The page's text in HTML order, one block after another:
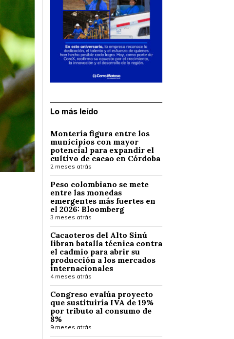
Lo más leído
Montería figura entre los
municipios con mayor
potencial para expandir el
cultivo de cacao en Córdoba
2 meses atrás
Peso colombiano se mete
entre las monedas
emergentes más fuertes en
el 2026: Bloomberg
3 meses atrás
Cacaoteros del Alto Sinú
libran batalla técnica contra
el cadmio para abrir su
producción a los mercados
internacionales
4 meses atrás
Congreso evalúa proyecto
que sustituiría IVA de 19%
por tributo al consumo de
8%
9 meses atrás